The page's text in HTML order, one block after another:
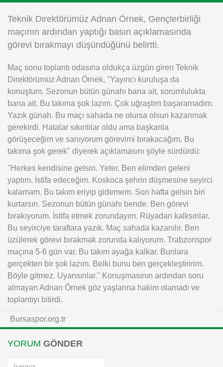
Instagram
Android
iOS
Teknik Direktörümüz Adnan Örnek, Gençlerbirliği
maçının ardından yaptığı basın açıklamasında
görevi bırakmayı düşündüğünü belirtti.
Maç sonu toplantı odasına oldukça üzgün giren Teknik
Direktörümüz Adnan Örnek, "Yayıncı kuruluşa da
konuştum. Sezonun bütün günahı bana ait, sorumlulukta
bana ait. Bu takıma şok lazım. Çok uğraştım başaramadım.
Yazık günah. Bu maçı sahada ne olursa olsun kazanmak
gerekirdi. Hatalar sıkıntılar oldu ama başkanla
görüşeceğim ve sanıyorum görevimi bırakacağım. Bu
takıma şok gerek" diyerek açıklamasını şöyle sürdürdü:
"Herkes kendisine gelsin. Yeter. Ben elimden geleni
yaptım. İstifa edeceğim. Koskoca şehrin düşmesine seyirci
kalamam. Bu takım eriyip gidemem. Son hafta gelsin biri
kurtarsın. Sezonun bütün günahı bende. Ben görevi
bırakıyorum. İstifa etmek zorundayım. Rüyadan kalksınlar.
Bu seyirciye taraftara yazık. Maç sahada kazanılır. Ben
üzülerek görevi bırakmak zorunda kalıyorum. Trabzonspor
maçına 5-6 gün var. Bu takım ayağa kalkar. Bunlara
gerçekten bir şok lazım. Belki bunu ben gerçekleştiririm.
Böyle gitmez. Uyansınlar." Konuşmasının ardından soru
almayan Adnan Örnek göz yaşlarına hakim olamadı ve
toplantıyı bitirdi.
Bursaspor.org.tr
YORUM GÖNDER